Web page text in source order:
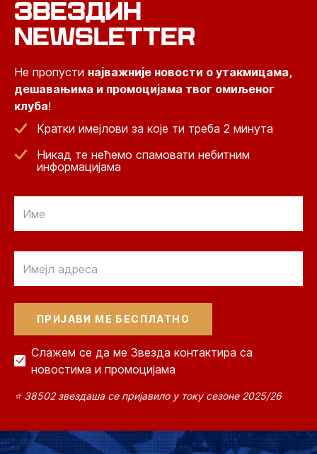
ЗВЕЗДИН
NEWSLETTER
Не пропусти најважније новости о утакмицама,
дешавањима и промоцијама твог омиљеног
клуба!
Кратки имејлови за које ти треба 2 минута
Никад те нећемо спамовати небитним
информацијама
Слажем се да ме Звезда контактира са
новостима и промоцијама
⭐ 38502 звездаша се пријавило у току сезоне 2025/26